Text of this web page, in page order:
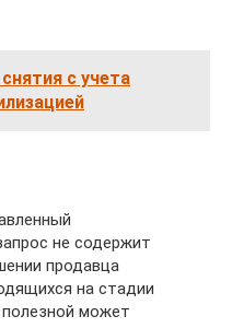
с учета
не содержит
продавца
на стадии
может